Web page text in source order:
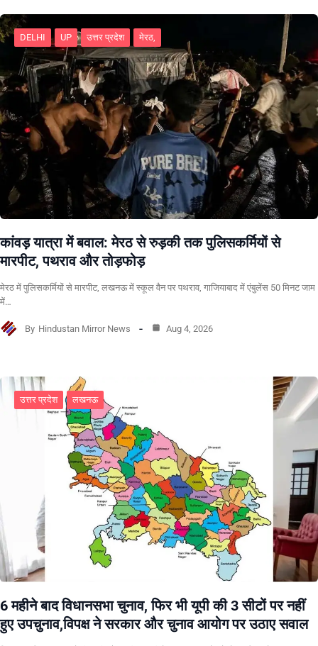
DELHI UP उत्तर प्रदेश मेरठ,
कांवड़ यात्रा में बवाल: मेरठ से रुड़की तक पुलिसकर्मियों से
मारपीट, पथराव और तोड़फोड़
मेरठ में पुलिसकर्मियों से मारपीट, लखनऊ में स्कूल वैन पर पथराव, गाजियाबाद में एंबुलेंस 50 मिनट जाम
में…
By Hindustan Mirror News Aug 4, 2026
उत्तर प्रदेश लखनऊ
6 महीने बाद विधानसभा चुनाव, फिर भी यूपी की 3 सीटों पर नहीं
हुए उपचुनाव,विपक्ष ने सरकार और चुनाव आयोग पर उठाए सवाल